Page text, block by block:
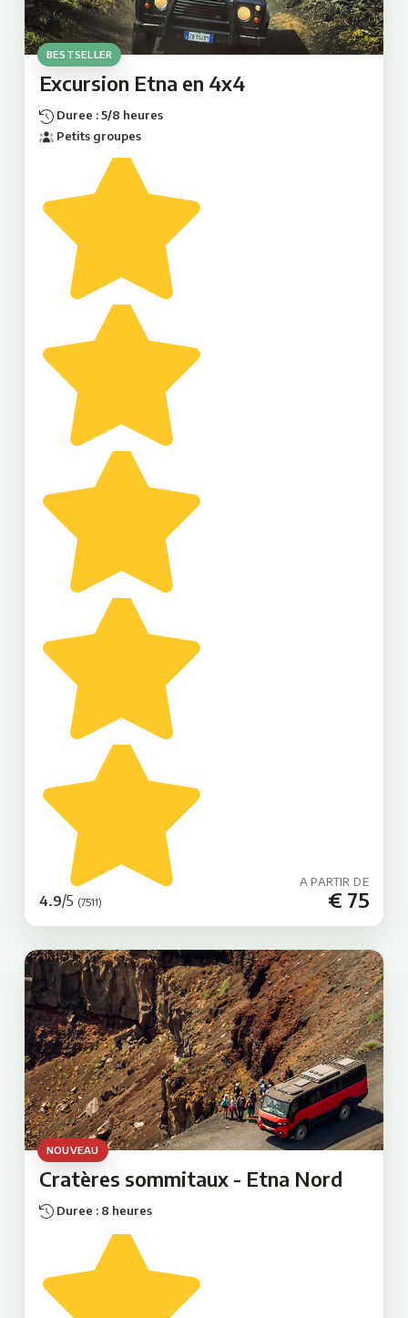
crateres sommitaux
BESTSELLER
Excursion Etna en 4x4
Duree : 5/8 heures
Petits groupes
4.9/5 (7511)
A PARTIR DE
€ 75
NOUVEAU
Cratères sommitaux - Etna Nord
Duree : 8 heures